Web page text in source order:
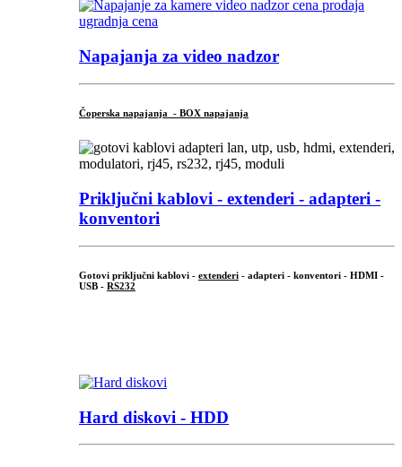
Napajanja za video nadzor
Čoperska napajanja - BOX napajanja
Priključni kablovi - extenderi - adapteri -
konventori
Gotovi priključni kablovi - extenderi - adapteri - konventori - HDMI -
USB - RS232
Hard diskovi - HDD